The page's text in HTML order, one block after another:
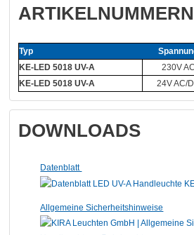
ARTIKELNUMMERN
Typ
KE-LED 5018 UV-A
230V AC
KE-LED 5018 UV-A
24V AC/
DOWNLOADS
Datenblatt
Allgemeine Sicherheitshinweise